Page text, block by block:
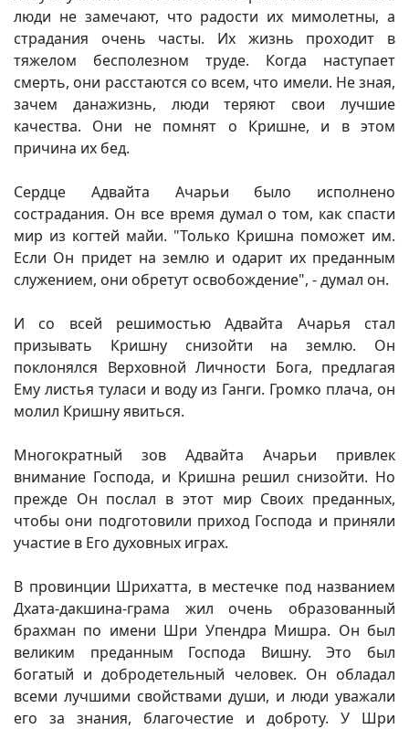
люди не замечают, что радости их мимолетны, а
страдания очень часты. Их жизнь проходит в
тяжелом бесполезном труде. Когда наступает
смерть, они расстаются со всем, что имели. Не зная,
зачем данажизнь, люди теряют свои лучшие
качества. Они не помнят о Кришне, и в этом
причина их бед.
Сердце Адвайта Ачарьи было исполнено
сострадания. Он все время думал о том, как спасти
мир из когтей майи. "Только Кришна поможет им.
Если Он придет на землю и одарит их преданным
служением, они обретут освобождение", - думал он.
И со всей решимостью Адвайта Ачарья стал
призывать Кришну снизойти на землю. Он
поклонялся Верховной Личности Бога, предлагая
Ему листья туласи и воду из Ганги. Громко плача, он
молил Кришну явиться.
Многократный зов Адвайта Ачарьи привлек
внимание Господа, и Кришна решил снизойти. Но
прежде Он послал в этот мир Своих преданных,
чтобы они подготовили приход Господа и приняли
участие в Его духовных играх.
В провинции Шрихатта, в местечке под названием
Дхата-дакшина-грама жил очень образованный
брахман по имени Шри Упендра Мишра. Он был
великим преданным Господа Вишну. Это был
богатый и добродетельный человек. Он обладал
всеми лучшими свойствами души, и люди уважали
его за знания, благочестие и доброту. У Шри